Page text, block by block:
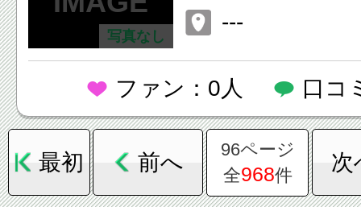
写真なし
---
ファン：0人 口コ
最初 前へ
96ページ
全968件
次